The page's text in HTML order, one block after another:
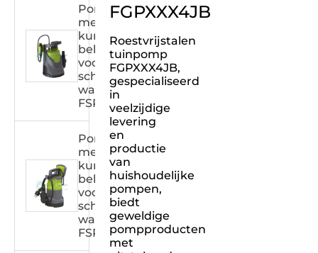
Pomp
met
kunststof
behuizing
voor
schoon
water
FSPXXX33C
Pomp
met
kunststof
behuizing
voor
schoon
water
FSPXXX32C
FGPXXX4JB
Roestvrijstalen
tuinpomp
FGPXXX4JB,
gespecialiseerd
in
veelzijdige
levering
en
productie
van
huishoudelijke
pompen,
biedt
geweldige
pompproducten
met